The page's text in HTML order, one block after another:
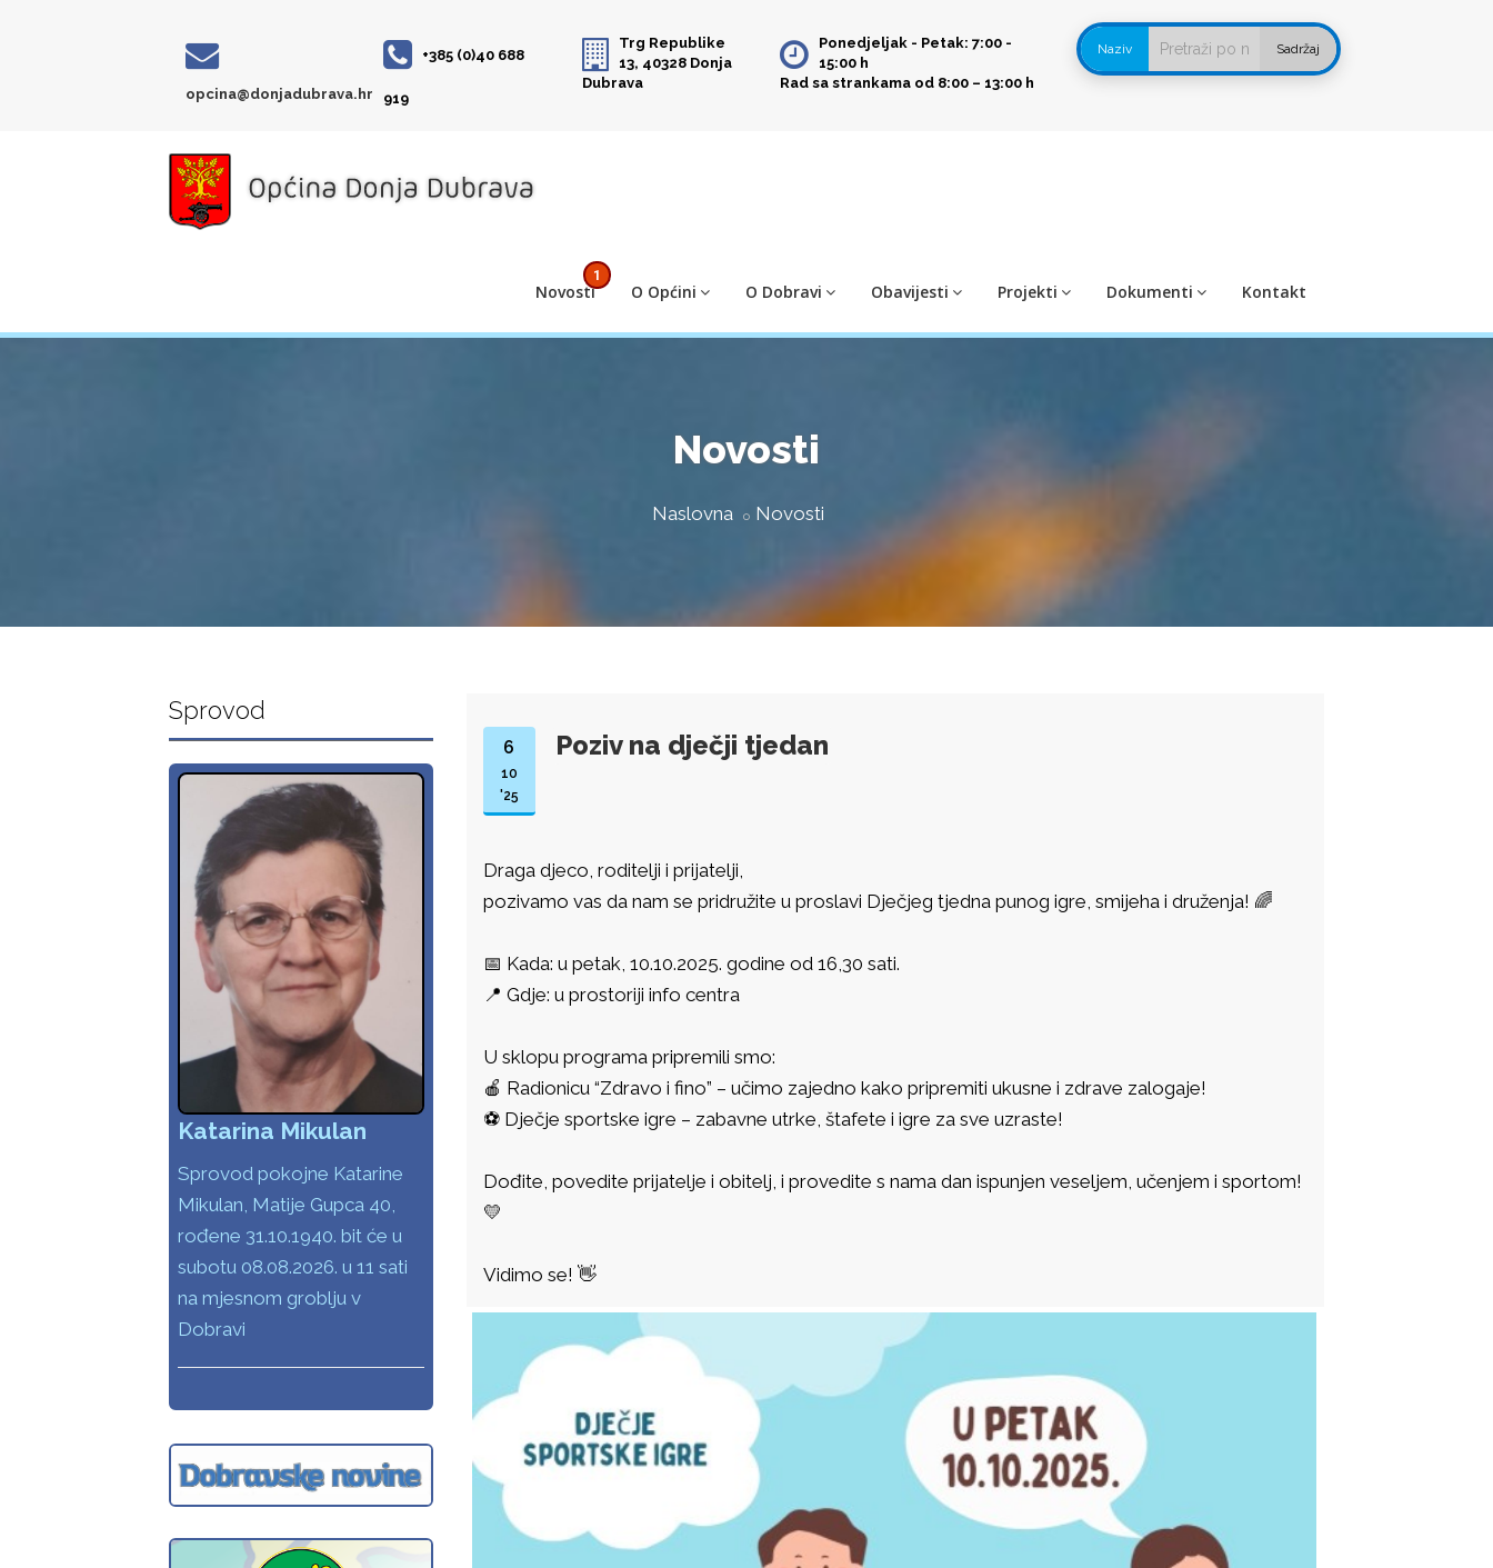
opcina@donjadubrava.hr
+385 (0)40 688
919
Trg Republike
13, 40328 Donja
Dubrava
Ponedjeljak - Petak: 7:00 -
15:00 h
Rad sa strankama od 8:00 – 13:00 h
Naziv Sadržaj
Novosti
1
O Općini O Dobravi Obavijesti Projekti Dokumenti Kontakt
Novosti
Naslovna Novosti
6
10
'25
Poziv na dječji tjedan
Draga djeco, roditelji i prijatelji,
pozivamo vas da nam se pridružite u proslavi Dječjeg tjedna punog igre, smijeha i druženja! 🌈
📅 Kada: u petak, 10.10.2025. godine od 16,30 sati.
📍 Gdje: u prostoriji info centra
U sklopu programa pripremili smo:
🍎 Radionicu “Zdravo i fino” – učimo zajedno kako pripremiti ukusne i zdrave zalogaje!
⚽ Dječje sportske igre – zabavne utrke, štafete i igre za sve uzraste!
Dođite, povedite prijatelje i obitelj, i provedite s nama dan ispunjen veseljem, učenjem i sportom!
💛
Vidimo se! 👋
Sprovod
Katarina Mikulan
Sprovod pokojne Katarine
Mikulan, Matije Gupca 40,
rođene 31.10.1940. bit će u
subotu 08.08.2026. u 11 sati
na mjesnom groblju v
Dobravi